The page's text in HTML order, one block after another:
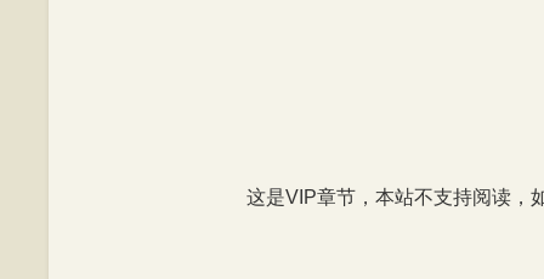
这是VIP章节，本站不支持阅读，